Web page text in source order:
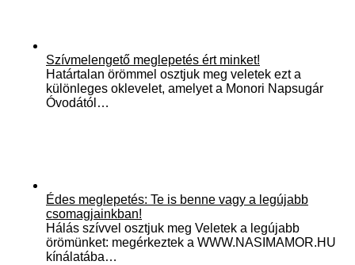
Szívmelengető meglepetés ért minket!
Határtalan örömmel osztjuk meg veletek ezt a
különleges oklevelet, amelyet a Monori Napsugár
Óvodától…
Édes meglepetés: Te is benne vagy a legújabb
csomagjainkban!
Hálás szívvel osztjuk meg Veletek a legújabb
örömünket: megérkeztek a WWW.NASIMAMOR.HU
kínálatába…